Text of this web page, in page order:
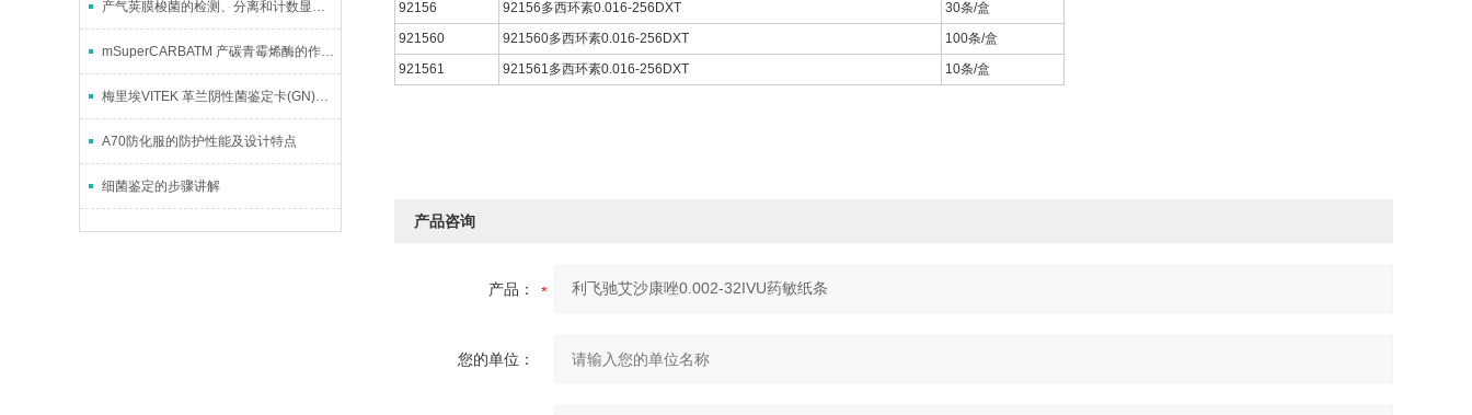
产气荚膜梭菌的检测、分离和计数显色培养基的储存条件
mSuperCARBATM 产碳青霉烯酶的作用与意义
梅里埃VITEK 革兰阴性菌鉴定卡(GN)的原理与作用介绍
A70防化服的防护性能及设计特点
细菌鉴定的步骤讲解
92156
92156多西环素0.016-256DXT
30条/盒
921560
921560多西环素0.016-256DXT
100条/盒
921561
921561多西环素0.016-256DXT 10条/盒
产品咨询
产品：
您的单位：